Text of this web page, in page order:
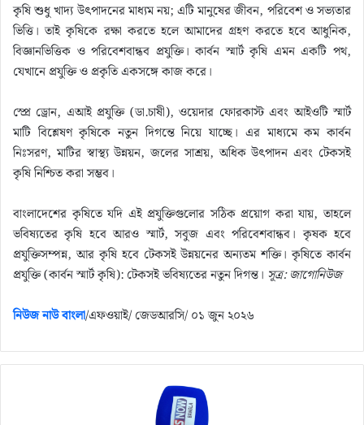
কৃষি শুধু খাদ্য উৎপাদনের মাধ্যম নয়; এটি মানুষের জীবন, পরিবেশ ও সভ্যতার
ভিত্তি। তাই কৃষিকে রক্ষা করতে হলে আমাদের গ্রহণ করতে হবে আধুনিক,
বিজ্ঞানভিত্তিক ও পরিবেশবান্ধব প্রযুক্তি। কার্বন স্মার্ট কৃষি এমন একটি পথ,
যেখানে প্রযুক্তি ও প্রকৃতি একসঙ্গে কাজ করে।
স্প্রে ড্রোন, এআই প্রযুক্তি (ডা.চাষী), ওয়েদার ফোরকাস্ট এবং আইওটি স্মার্ট
মাটি বিশ্লেষণ কৃষিকে নতুন দিগন্তে নিয়ে যাচ্ছে। এর মাধ্যমে কম কার্বন
নিঃসরণ, মাটির স্বাস্থ্য উন্নয়ন, জলের সাশ্রয়, অধিক উৎপাদন এবং টেকসই
কৃষি নিশ্চিত করা সম্ভব।
বাংলাদেশের কৃষিতে যদি এই প্রযুক্তিগুলোর সঠিক প্রয়োগ করা যায়, তাহলে
ভবিষ্যতের কৃষি হবে আরও স্মার্ট, সবুজ এবং পরিবেশবান্ধব। কৃষক হবে
প্রযুক্তিসম্পন্ন, আর কৃষি হবে টেকসই উন্নয়নের অন্যতম শক্তি। কৃষিতে কার্বন
প্রযুক্তি (কার্বন স্মার্ট কৃষি): টেকসই ভবিষ্যতের নতুন দিগন্ত। সূত্র: জাগোনিউজ
নিউজ নাউ বাংলা/এফওয়াই/ জেডআরসি/ ‌০১ জুন ২০২৬